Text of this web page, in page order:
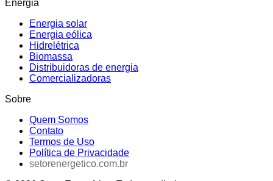
Energia
Energia solar
Energia eólica
Hidrelétrica
Biomassa
Distribuidoras de energia
Comercializadoras
Sobre
Quem Somos
Contato
Termos de Uso
Política de Privacidade
setorenergetico.com.br